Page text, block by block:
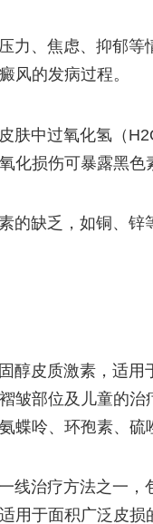
力、焦虑、抑郁
风的发病过程。
肤中过氧化氢（
化损伤可暴露黑色
的缺乏，如铜、
醇皮质激素，适
皱部位及儿童的
蝶呤、环孢素、硫
线治疗方法之一
用于面积广泛皮损